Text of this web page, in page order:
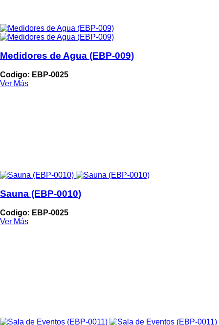
Medidores de Agua (EBP-009)
Codigo: EBP-0025
Ver Más
Sauna (EBP-0010)
Codigo: EBP-0025
Ver Más